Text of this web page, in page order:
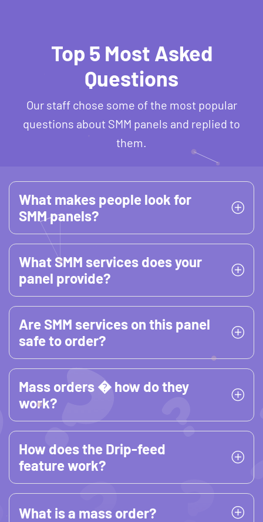
Top 5 Most Asked
Questions
Our staff chose some of the most popular
questions about SMM panels and replied to
them.
What makes people look for
SMM panels?
What SMM services does your
panel provide?
Are SMM services on this panel
safe to order?
Mass orders � how do they
work?
How does the Drip-feed
feature work?
What is a mass order?